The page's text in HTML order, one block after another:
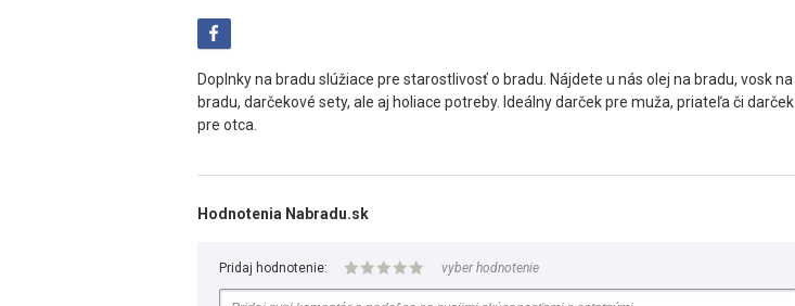
Doplnky na bradu slúžiace pre starostlivosť o bradu. Nájdete u nás olej na bradu, vosk na
bradu, darčekové sety, ale aj holiace potreby. Ideálny darček pre muža, priateľa či darček
pre otca.
Hodnotenia Nabradu.sk
Pridaj hodnotenie: vyber hodnotenie